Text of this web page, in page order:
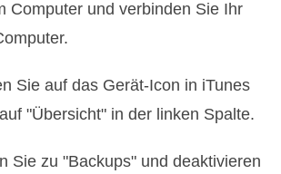
Computer und verbinden Sie Ihr
Sie auf das Gerät-Icon in iTunes
"Übersicht" in der linken Spalte.
Sie zu "Backups" und deaktivieren